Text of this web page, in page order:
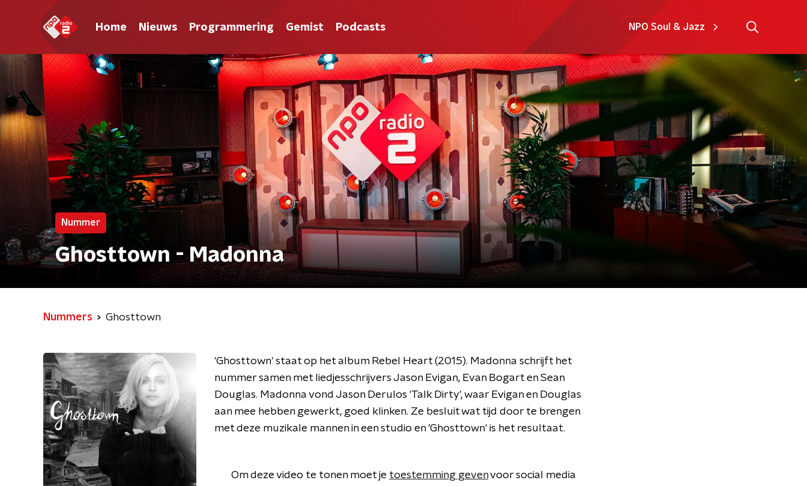
Home Nieuws Programmering Gemist Podcasts NPO Soul & Jazz
Nummer
Ghosttown - Madonna
Nummers Ghosttown
'Ghosttown' staat op het album Rebel Heart (2015). Madonna schrijft het
nummer samen met liedjesschrijvers Jason Evigan, Evan Bogart en Sean
Douglas. Madonna vond Jason Derulos 'Talk Dirty', waar Evigan en Douglas
aan mee hebben gewerkt, goed klinken. Ze besluit wat tijd door te brengen
met deze muzikale mannen in een studio en 'Ghosttown' is het resultaat.
Om deze video te tonen moet je toestemming gevenvoor social media